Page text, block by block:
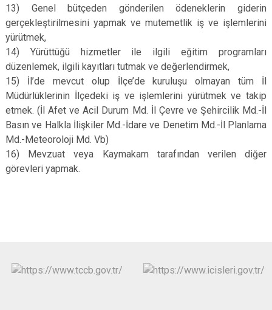
13) Genel bütçeden gönderilen ödeneklerin giderin
gerçekleştirilmesini yapmak ve mutemetlik iş ve işlemlerini
yürütmek,
14) Yürüttüğü hizmetler ile ilgili eğitim programları
düzenlemek, ilgili kayıtları tutmak ve değerlendirmek,
15) İl’de mevcut olup İlçe’de kuruluşu olmayan tüm İl
Müdürlüklerinin İlçedeki iş ve işlemlerini yürütmek ve takip
etmek. (İl Afet ve Acil Durum Md. İl Çevre ve Şehircilik Md.-İl
Basın ve Halkla İlişkiler Md.-İdare ve Denetim Md.-İl Planlama
Md.-Meteoroloji Md. Vb)
16) Mevzuat veya Kaymakam tarafından verilen diğer
görevleri yapmak.